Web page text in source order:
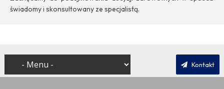
świadomy i skonsultowany ze specjalistą.
Kontakt